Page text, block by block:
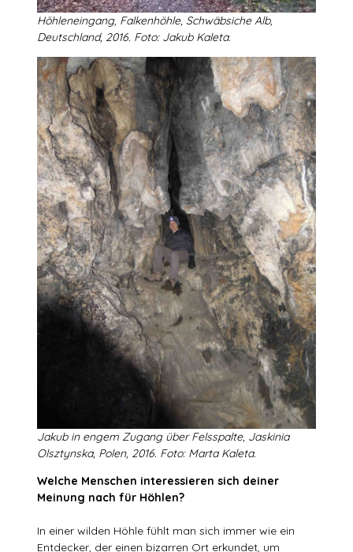
Höhleneingang, Falkenhöhle, Schwäbsiche Alb,
Deutschland, 2016. Foto: Jakub Kaleta.
Jakub in engem Zugang über Felsspalte, Jaskinia
Olsztynska, Polen, 2016. Foto: Marta Kaleta.
Welche Menschen interessieren sich deiner
Meinung nach für Höhlen?
In einer wilden Höhle fühlt man sich immer wie ein
Entdecker, der einen bizarren Ort erkundet, um